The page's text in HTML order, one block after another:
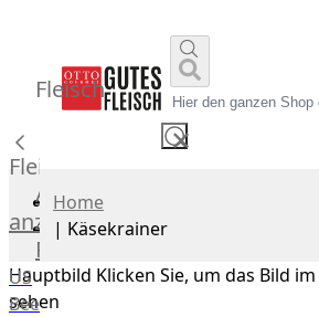
✕
Fleisch
Fleisch
Alle
anzeigen
Rind
US
Beef
Home
| Käsekrainer
Hauptbild Klicken Sie, um das Bild
sehen